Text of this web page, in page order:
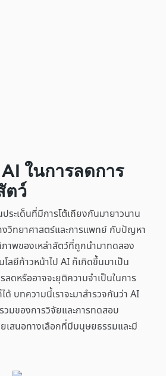
ในการลดการ
ตว์
ระเด็นที่มีการโต้เถียงกันมายาวนาน
งวิทยาศาสตร์และการแพทย์ กับปัญหา
าพของเหล่าสัตว์ที่ถูกนำมาทดลอง
โลยีก้าวหน้าไป AI ก็เกิดขึ้นมาเป็น
ลดหรืออาจจะยุติความจำเป็นในการ
ด้ บทความนี้เราจะมาสำรวจกันว่า AI
มของการวิจัยและการทดสอบ
เสนอทางเลือกที่มีมนุษยธรรมและมี